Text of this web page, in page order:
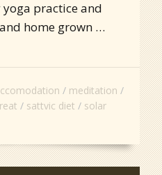
yoga practice and
home grown …
meditation
sattvic diet
solar